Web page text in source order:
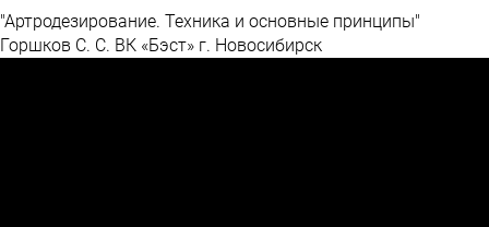
"Артродезирование. Техника и основные принципы"
Горшков С. С. ВК «Бэст» г. Новосибирск